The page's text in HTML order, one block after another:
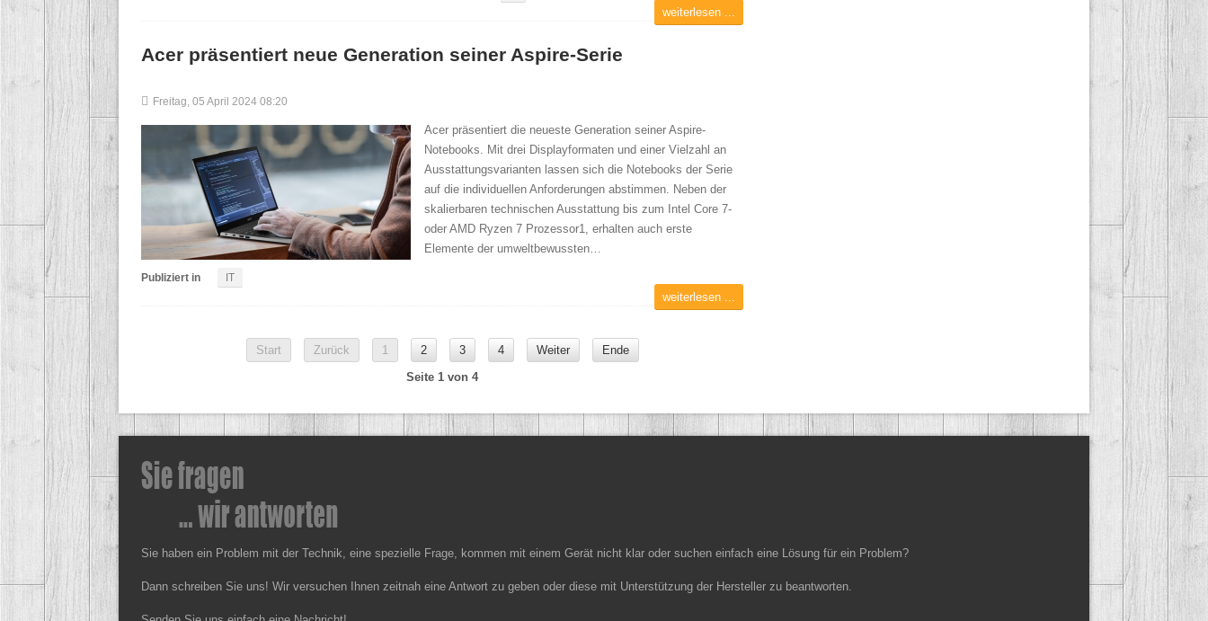
weiterlesen ...
Acer präsentiert neue Generation seiner Aspire-Serie
Freitag, 05 April 2024 08:20
Acer präsentiert die neueste Generation seiner Aspire-
Notebooks. Mit drei Displayformaten und einer Vielzahl an
Ausstattungsvarianten lassen sich die Notebooks der Serie
auf die individuellen Anforderungen abstimmen. Neben der
skalierbaren technischen Ausstattung bis zum Intel Core 7-
oder AMD Ryzen 7 Prozessor1, erhalten auch erste
Elemente der umweltbewussten…
Publiziert in IT
weiterlesen ...
Start Zurück 1 2 3 4 Weiter
Ende
Seite 1 von 4
Sie haben ein Problem mit der Technik, eine spezielle Frage, kommen mit einem Gerät nicht klar oder suchen einfach eine Lösung für ein Problem?
Dann schreiben Sie uns! Wir versuchen Ihnen zeitnah eine Antwort zu geben oder diese mit Unterstützung der Hersteller zu beantworten.